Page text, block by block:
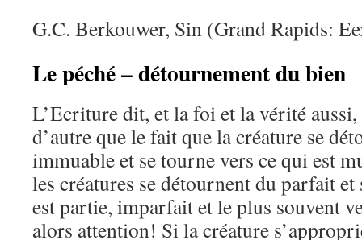
G.C. Berkouwer, Sin (Grand Rapids:
Le péché – détournement du bien
L’Ecriture dit, et la foi et la vérité aussi,
d’autre que le fait que la créature se
immuable et se tourne vers ce qui est
les créatures se détournent du parfait
est partie, imparfait et le plus souvent
alors attention! Si la créature